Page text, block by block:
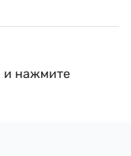
и нажмите